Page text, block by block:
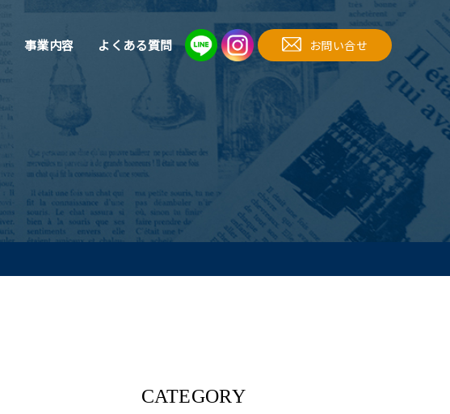
事業内容 よくある質問 お問い合せ
CATEGORY